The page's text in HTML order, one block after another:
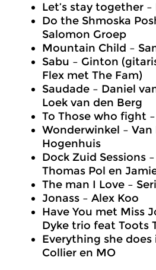
Let’s stay together
Do the Shmoska
Salomon Groep
Mountain Child –
Sabu – Ginton
Flex met The Fam)
Saudade – Daniel
Loek van den Berg
To Those who fight
Wonderwinkel – Van
Hogenhuis
Dock Zuid Sessions
Thomas Pol en
The man I Love –
Jonass – Alex Koo
Have You met Miss
Dyke trio feat Toots
Everything she does
Collier en MO